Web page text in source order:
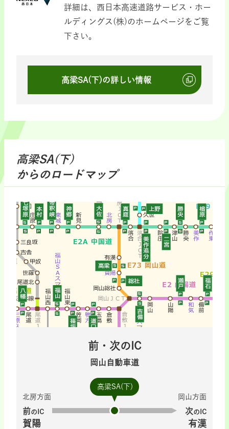
詳細は、西日本高速道路サービス・ホー
ルディングス(株)のホームページをご覧
下さい。
高梁SA(下)の詳しい情報
高梁SA(下)
からのロードマップ
前・次のIC
岡山自動車道
高梁SA(下)
北房方面
前のIC
賀陽
岡山方面
次のIC
有漢